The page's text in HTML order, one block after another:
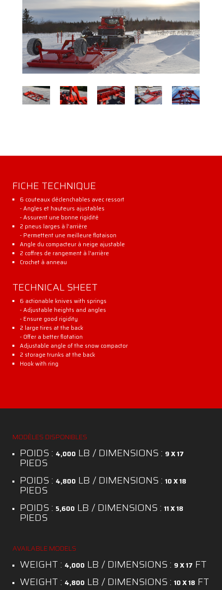
SERCO
ÉQUIPEMENTS
USAGÉS
VENDRE
GRATTES
COUPE-
FICHE TECHNIQUE
6 couteaux déclenchables avec ressort
- Angles et hauteurs ajustables
- Assurent une bonne rigidité
2 pneus larges à l'arrière
- Permettent une meilleure flotaison
Angle du compacteur à neige ajustable
2 coffres de rangement à l'arrière
Crochet à anneau
TECHNICAL SHEET
6 actionable knives with springs
- Adjustable heights and angles
- Ensure good rigidity
2 large tires at the back
- Offer a better flotation
Adjustable angle of the snow compactor
2 storage trunks at the back
Hook with ring
MODÈLES DISPONIBLES
POIDS : 4,000 LB / DIMENSIONS : 9 X 17
PIEDS
POIDS : 4,800 LB / DIMENSIONS : 10 X 18
PIEDS
POIDS : 5,600 LB / DIMENSIONS : 11 X 18
PIEDS
AVAILABLE MODELS
WEIGHT : 4,000 LB / DIMENSIONS : 9 X 17 FT
WEIGHT : 4,800 LB / DIMENSIONS : 10 X 18 FT